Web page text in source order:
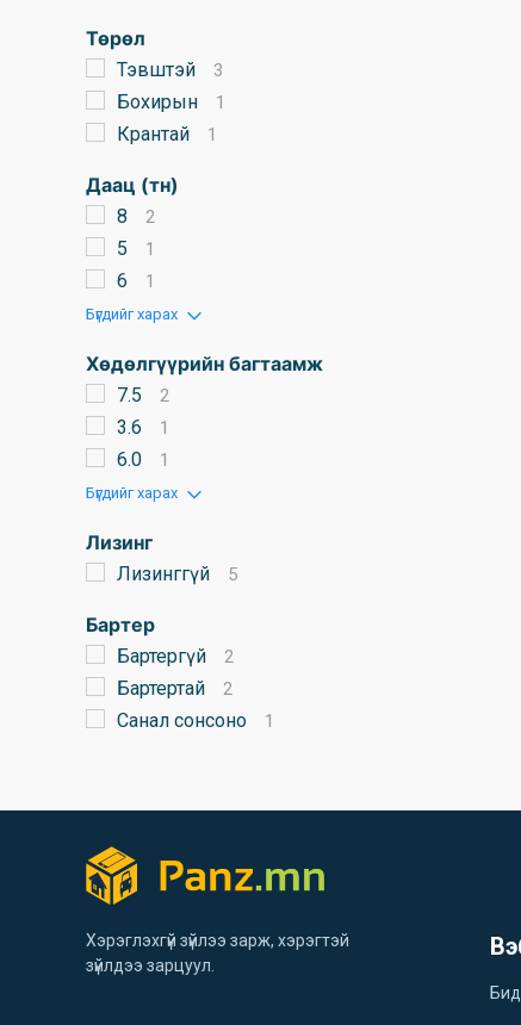
Төрөл
Тэвштэй 3
Бохирын 1
Крантай 1
Даац (тн)
8 2
5 1
6 1
Бүгдийг харах
Хөдөлгүүрийн багтаамж
7.5 2
3.6 1
6.0 1
Бүгдийг харах
Лизинг
Лизинггүй 5
Бартер
Бартергүй 2
Бартертай 2
Санал сонсоно 1
Хэрэглэхгүй зүйлээ зарж, хэрэгтэй
зүйлдээ зарцуул.